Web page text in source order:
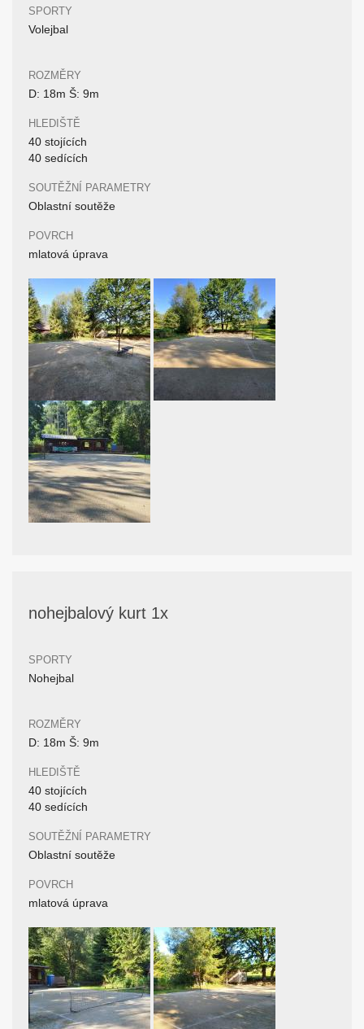
SPORTY
Volejbal
ROZMĚRY
D: 18m Š: 9m
HLEDIŠTĚ
40 stojících
40 sedících
SOUTĚŽNÍ PARAMETRY
Oblastní soutěže
POVRCH
mlatová úprava
nohejbalový kurt 1x
SPORTY
Nohejbal
ROZMĚRY
D: 18m Š: 9m
HLEDIŠTĚ
40 stojících
40 sedících
SOUTĚŽNÍ PARAMETRY
Oblastní soutěže
POVRCH
mlatová úprava